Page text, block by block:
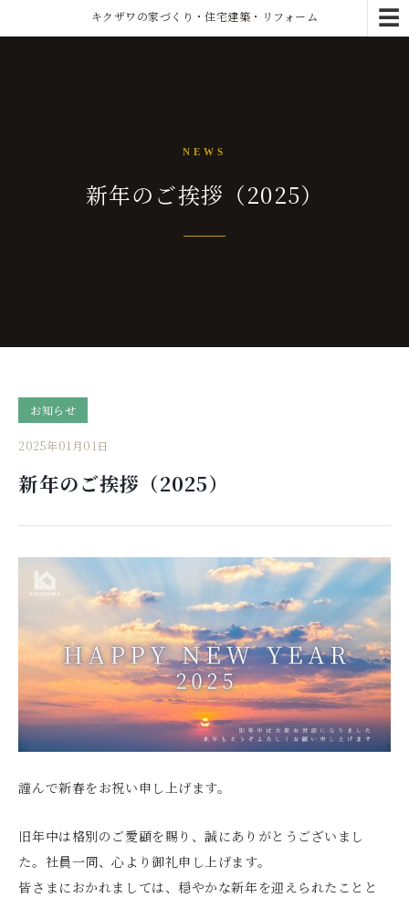
☰
キクザワの家づくり・住宅建築・リフォーム
NEWS
新年のご挨拶（2025）
お知らせ
2025年01月01日
新年のご挨拶（2025）
謹んで新春をお祝い申し上げます。
旧年中は格別のご愛顧を賜り、誠にありがとうございまし
た。社員一同、心より御礼申し上げます。
皆さまにおかれましては、穏やかな新年を迎えられたことと